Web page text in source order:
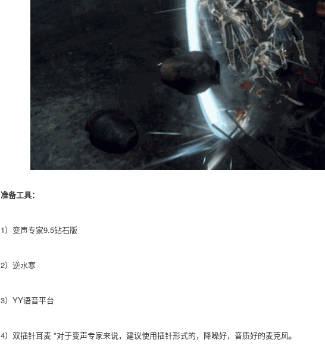
准备工具：
1） 变声专家9.5钻石版
2）逆水寒
3）YY语音平台
4） 双插针耳麦 *对于变声专家来说，建议使用插针形式的，降噪好，音质好的麦克风。